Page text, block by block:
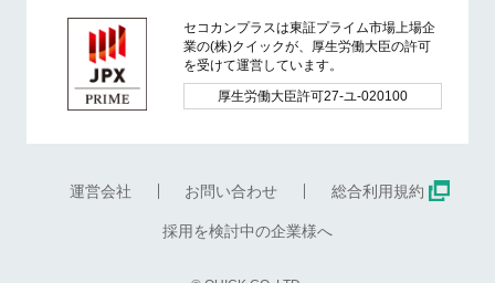
セコカンプラスは東証プライム市場上場企
業の(株)クイックが、厚生労働大臣の許可
を受けて運営しています。
厚生労働大臣許可27-ユ-020100
運営会社 お問い合わせ 総合利用規約
採用を検討中の企業様へ